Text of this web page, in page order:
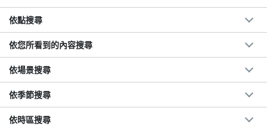
依點搜尋
依您所看到的內容搜尋
依場景搜尋
依季節搜尋
依時區搜尋